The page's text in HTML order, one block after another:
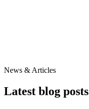
News & Articles
Latest blog posts